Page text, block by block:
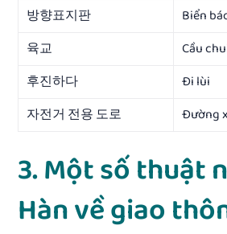
방향표지판
Biển
육교
Cầu
후진하다
Đi lùi
자전거 전용 도로
Đường
3. Một số thuật
Hàn về giao